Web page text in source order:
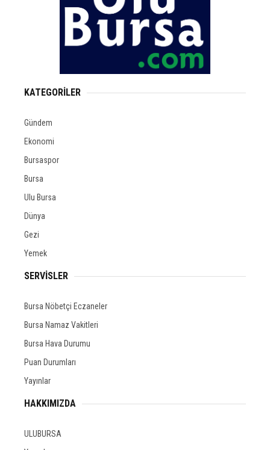
KATEGORİLER
Gündem
Ekonomi
Bursaspor
Bursa
Ulu Bursa
Dünya
Gezi
Yemek
SERVİSLER
Bursa Nöbetçi Eczaneler
Bursa Namaz Vakitleri
Bursa Hava Durumu
Puan Durumları
Yayınlar
HAKKIMIZDA
ULUBURSA